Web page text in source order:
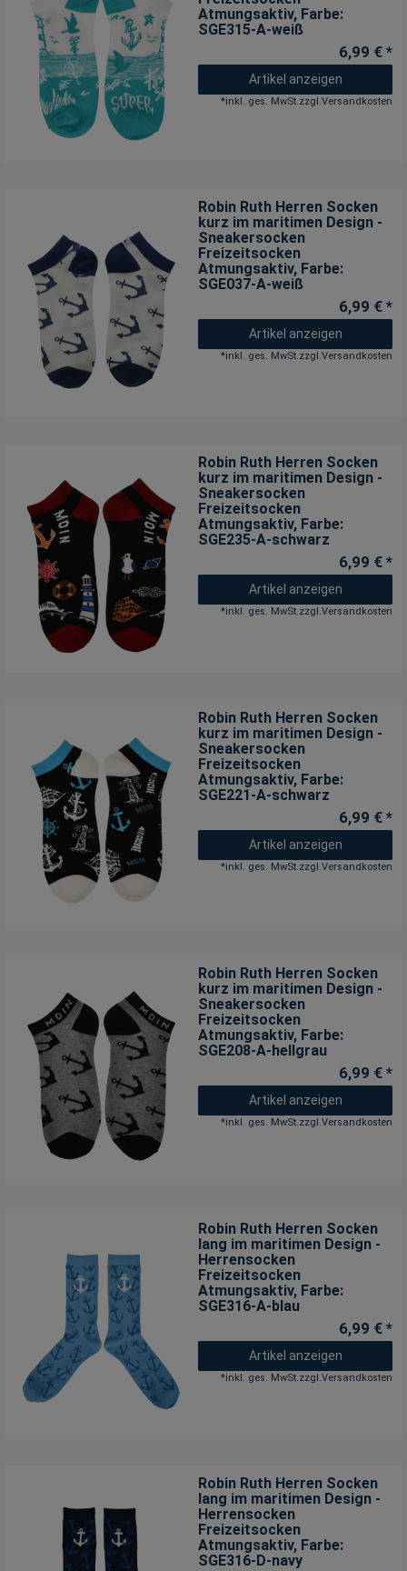
Atmungsaktiv, Farbe:
SGE315-A-weiß
6,99 € *
Artikel anzeigen
*inkl. ges. MwSt.zzgl.Versandkosten
Robin Ruth Herren Socken
kurz im maritimen Design -
Sneakersocken
Freizeitsocken
Atmungsaktiv, Farbe:
SGE037-A-weiß
6,99 € *
Artikel anzeigen
*inkl. ges. MwSt.zzgl.Versandkosten
Robin Ruth Herren Socken
kurz im maritimen Design -
Sneakersocken
Freizeitsocken
Atmungsaktiv, Farbe:
SGE235-A-schwarz
6,99 € *
Artikel anzeigen
*inkl. ges. MwSt.zzgl.Versandkosten
Robin Ruth Herren Socken
kurz im maritimen Design -
Sneakersocken
Freizeitsocken
Atmungsaktiv, Farbe:
SGE221-A-schwarz
6,99 € *
Artikel anzeigen
*inkl. ges. MwSt.zzgl.Versandkosten
Robin Ruth Herren Socken
kurz im maritimen Design -
Sneakersocken
Freizeitsocken
Atmungsaktiv, Farbe:
SGE208-A-hellgrau
6,99 € *
Artikel anzeigen
*inkl. ges. MwSt.zzgl.Versandkosten
Robin Ruth Herren Socken
lang im maritimen Design -
Herrensocken
Freizeitsocken
Atmungsaktiv, Farbe:
SGE316-A-blau
6,99 € *
Artikel anzeigen
*inkl. ges. MwSt. zzgl. Versandkosten
Robin Ruth Herren Socken
lang im maritimen Design -
Herrensocken
Freizeitsocken
Atmungsaktiv, Farbe:
SGE316-D-navy